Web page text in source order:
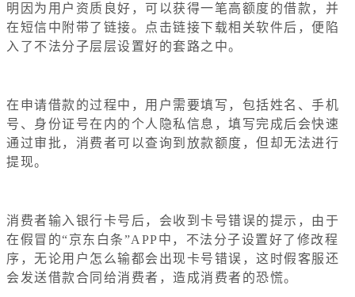
明因为用户资质良好，可以获得一笔高额度的借款，并
在短信中附带了链接。点击链接下载相关软件后，便陷
入了不法分子层层设置好的套路之中。
在申请借款的过程中，用户需要填写，包括姓名、手机
号、身份证号在内的个人隐私信息，填写完成后会快速
通过审批，消费者可以查询到放款额度，但却无法进行
提现。
消费者输入银行卡号后，会收到卡号错误的提示，由于
在假冒的“京东白条”APP中，不法分子设置好了修改程
序，无论用户怎么输都会出现卡号错误，这时假客服还
会发送借款合同给消费者，造成消费者的恐慌。